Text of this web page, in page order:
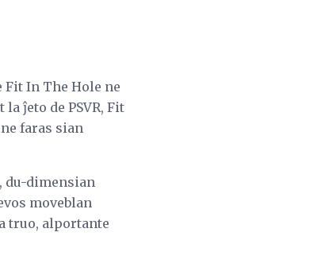
Fit In The Hole ne
ĵeto de PSVR, Fit
faras sian
du-dimensian
moveblan
truo, alportante